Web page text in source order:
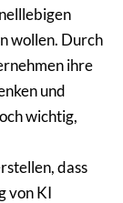
wollen. Durch
ihre
und
wichtig,
dass
von KI